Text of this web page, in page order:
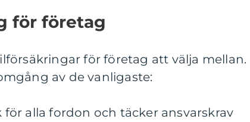
för företag
för företag att välja mellan.
av de vanligaste:
alla fordon och täcker ansvarskrav